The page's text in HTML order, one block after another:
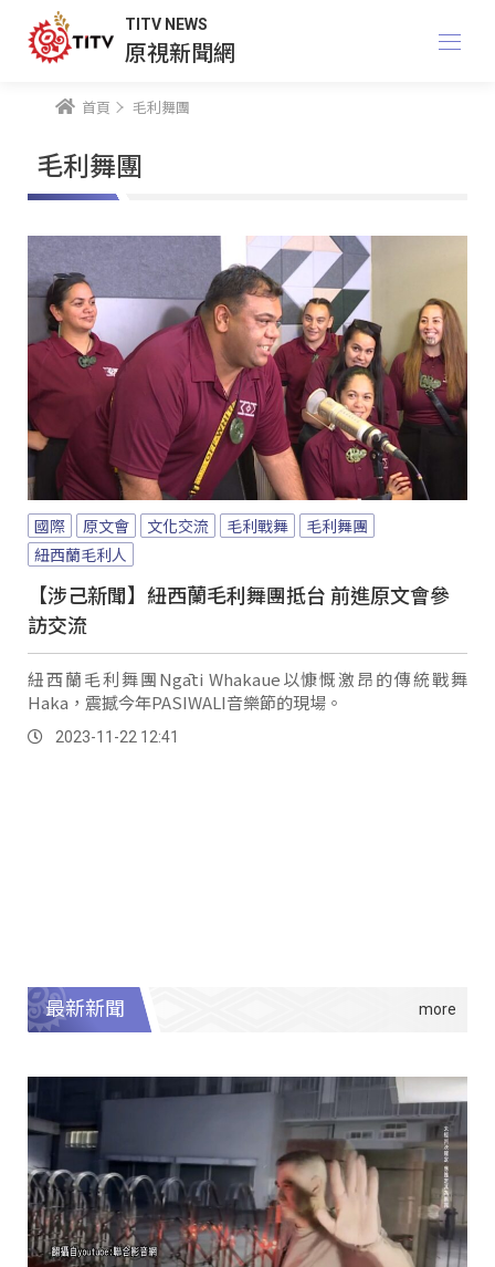
TITV NEWS
原視新聞網
首頁 毛利舞團
毛利舞團
國際 原文會 文化交流 毛利戰舞
毛利舞團
紐西蘭毛利人
【涉己新聞】紐西蘭毛利舞團抵台 前進原文會參
訪交流
紐西蘭毛利舞團Ngāti Whakaue以慷慨激昂的傳統戰舞
Haka，震撼今年PASIWALI音樂節的現場。
2023-11-22 12:41
最新新聞